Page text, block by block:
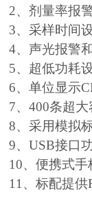
2、剂量率报
3、采样时间
4、声光报警
5、超低功耗
6、单位显示
7、400条超
8、采用模拟
9、USB接口功
10、便携式手
11、标配提供